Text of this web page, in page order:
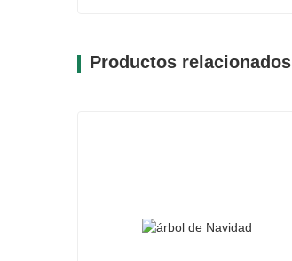
Productos relacionados